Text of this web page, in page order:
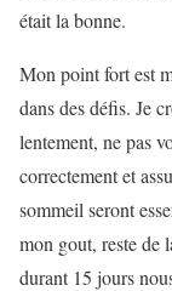
était la bonne.
Mon point fort est
dans des défis. Je
lentement, ne pas
correctement et
sommeil seront
mon gout, reste de
durant 15 jours